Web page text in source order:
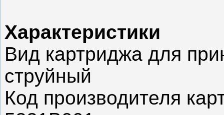
Характеристики
Вид картриджа для
струйный
Код производителя